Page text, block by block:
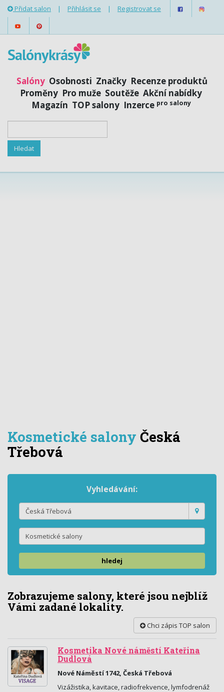
Přidat salon | Přihlásit se | Registrovat se
Salóny Osobnosti Značky Recenze produktů
Proměny Pro muže Soutěže Akční nabídky
Magazín TOP salony Inzerce pro salony
Kosmetické salony Česká
Třebová
Vyhledávání:
hledej
Zobrazujeme salony, které jsou nejblíž
Vámi zadané lokality.
Chci zápis TOP salon
Kosmetika Nové náměstí Kateřina
Dudlová
Nové Náměstí 1742, Česká Třebová
Vizážistika, kavitace, radiofrekvence, lymfodrenáž